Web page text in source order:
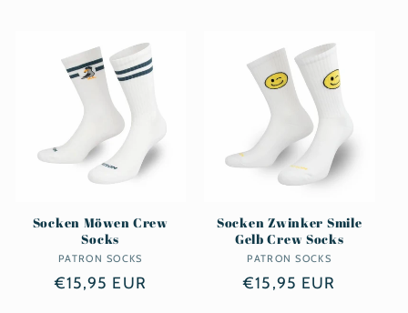
Socken Möwen Crew
Socks
Anbieter:
PATRON SOCKS
Normaler
€15,95 EUR
Socken Zwinker Smile
Gelb Crew Socks
Anbieter:
PATRON SOCKS
Normaler
€15,95 EUR